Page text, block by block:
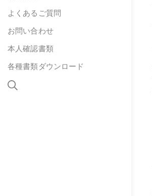
よくあるご質問
お問い合わせ
本人確認書類
各種書類ダウンロード